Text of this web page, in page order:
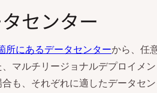
センター
所にあるデータセンターから、任
マルチリージョナルデプロイメ
も、それぞれに適したデータセン